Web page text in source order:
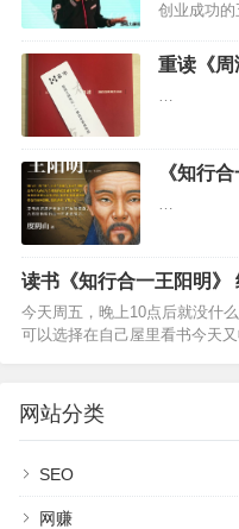
创业成功的五个阶段 我觉得
赚钱。其
重读《周
…
《知行
…
读书《知行合一王阳明》
今天周五，晚上10点后就没什
可以选择在自己屋里看书今天
网站分类
SEO
网赚